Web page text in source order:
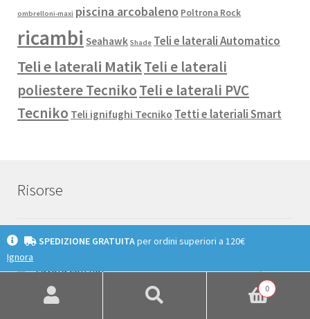
ombrelloni-maxi piscina arcobaleno Poltrona Rock
ricambi Seahawk Shade Teli e laterali Automatico
Teli e laterali MatikTeli e laterali
poliestere TecnikoTeli e laterali PVC
Tecniko Teli ignifughi Tecniko Tetti e lateriali Smart
Risorse
Informazioni
Lavora con noi
Spedizioni
0
SPEDIZIONE GRATUITAper ordini superiori a 120€
Ignora